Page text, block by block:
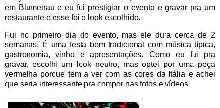
em Blumenau e eu fui prestigiar o evento e gravar pra um
restaurante e esse foi o look escolhido.
Fui no primeiro dia do evento, mas ele dura cerca de 2
semanas. É uma festa bem tradicional com música típica,
gastronomia, vinho e apresentações. Como eu fui pra
gravar, escolhi um look neutro, mas optei por uma peça
vermelha porque tem a ver com as cores da Itália e achei
que seria interessante pra compor nas fotos e vídeos.